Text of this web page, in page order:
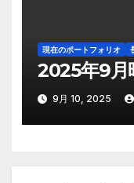
現在のポートフォリオ
2025年9月
9月 10, 2025